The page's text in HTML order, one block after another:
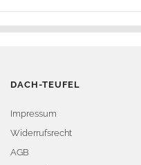
DACH-TEUFEL
Impressum
Widerrufsrecht
AGB